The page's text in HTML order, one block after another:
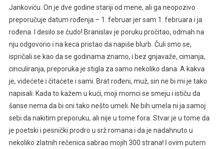
Jankoviću. On je dve godine stariji od mene, ali ga neopozivo
preporučuje datum rođenja – 1. februar jer sam 1. februara i ja
rođena. I desilo se čudo! Branislav je poruku pročitao, odmah na
nju odgovorio i na keca pristao da napiše blurb. Čuli smo se,
ispričali se kao da se godinama znamo, i bez gnjavaže, cimanja,
cinculiranja, preporuka je stigla za samo nekoliko dana. A kakva
je, videćete i čitaćete i sami. Brat rođeni, muž, sin ne bi mi je tako
napisali. Kada to kažem u kući, moji momci se smeju i ističu da
šanse nema da bi oni tako nešto umeli. Ne bih umela ni ja samoj
sebi da nakitim preporuku, ali nije u tome fora. Stvar je u tome da
je poetski i pesnički prodro u srž romana i da je nadahnuto u
nekoliko zlatnih rečenica sabrao mojih 300 strana! I ovim putem